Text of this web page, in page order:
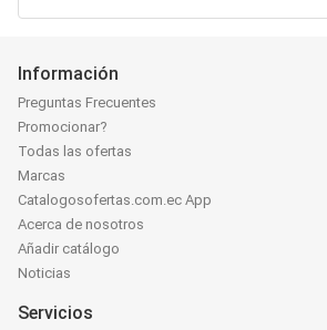
Información
Preguntas Frecuentes
Promocionar?
Todas las ofertas
Marcas
Catalogosofertas.com.ec App
Acerca de nosotros
Añadir catálogo
Noticias
Servicios